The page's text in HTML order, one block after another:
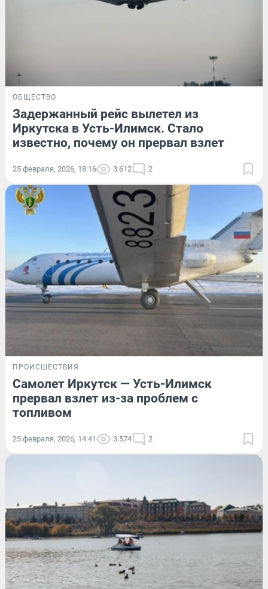
ОБЩЕСТВО
Задержанный рейс вылетел из
Иркутска в Усть-Илимск. Стало
известно, почему он прервал взлет
25 февраля, 2026, 18:16 3 612 2
ПРОИСШЕСТВИЯ
Самолет Иркутск — Усть-Илимск
прервал взлет из-за проблем с
топливом
25 февраля, 2026, 14:41 3 574 2